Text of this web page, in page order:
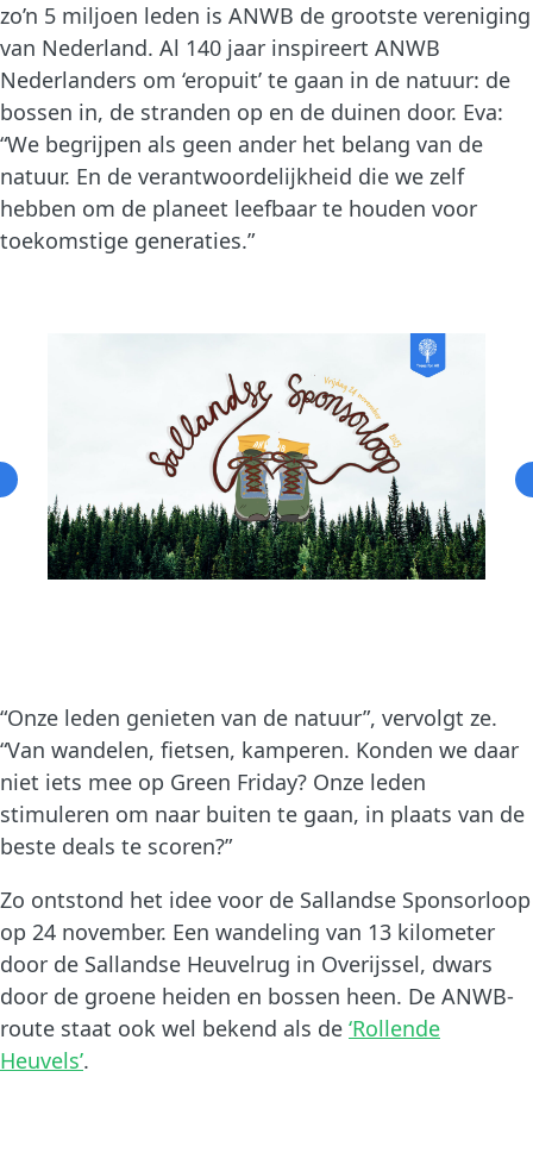
zo’n 5 miljoen leden is ANWB de grootste vereniging
van Nederland. Al 140 jaar inspireert ANWB
Nederlanders om ‘eropuit’ te gaan in de natuur: de
bossen in, de stranden op en de duinen door. Eva:
“We begrijpen als geen ander het belang van de
natuur. En de verantwoordelijkheid die we zelf
hebben om de planeet leefbaar te houden voor
toekomstige generaties.”
“Onze leden genieten van de natuur”, vervolgt ze.
“Van wandelen, fietsen, kamperen. Konden we daar
niet iets mee op Green Friday? Onze leden
stimuleren om naar buiten te gaan, in plaats van de
beste deals te scoren?”
Zo ontstond het idee voor de Sallandse Sponsorloop
op 24 november. Een wandeling van 13 kilometer
door de Sallandse Heuvelrug in Overijssel, dwars
door de groene heiden en bossen heen. De ANWB-
route staat ook wel bekend als de ‘Rollende
Heuvels’.